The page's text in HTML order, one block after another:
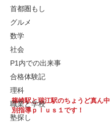
首都圏もし
グルメ
数学
社会
P1内での出来事
合格体験記
理科
職業と学校
塾探し
篠崎駅と瑞江駅のちょうど真ん
別指導ｐｌｕｓ１です！